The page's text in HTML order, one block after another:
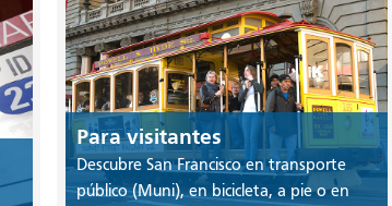
Para visitantes
Descubre San Francisco en transporte
público (Muni), en bicicleta, a pie o en